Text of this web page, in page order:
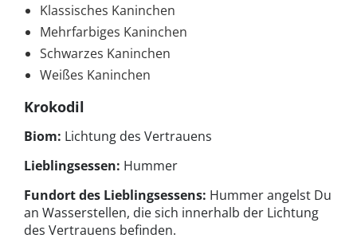
Klassisches Kaninchen
Mehrfarbiges Kaninchen
Schwarzes Kaninchen
Weißes Kaninchen
Krokodil
Biom: Lichtung des Vertrauens
Lieblingsessen: Hummer
Fundort des Lieblingsessens: Hummer angelst Du
an Wasserstellen, die sich innerhalb der Lichtung
des Vertrauens befinden.